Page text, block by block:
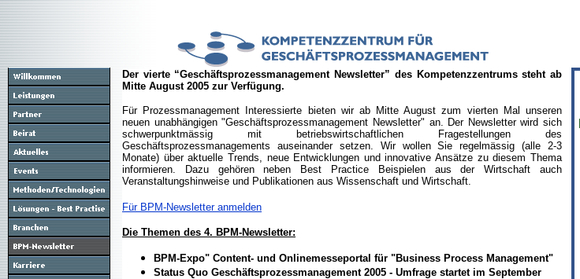
Der vierte “Geschäftsprozessmanagement Newsletter” des Kompetenzzentrums steht ab
Mitte August 2005 zur Verfügung.
Für Prozessmanagement Interessierte bieten wir ab Mitte August zum vierten Mal unseren
neuen unabhängigen "Geschäftsprozessmanagement Newsletter" an. Der Newsletter wird sich
schwerpunktmässig mit betriebswirtschaftlichen Fragestellungen des
Geschäftsprozessmanagements auseinander setzen. Wir wollen Sie regelmässig (alle 2-3
Monate) über aktuelle Trends, neue Entwicklungen und innovative Ansätze zu diesem Thema
informieren. Dazu gehören neben Best Practice Beispielen aus der Wirtschaft auch
Veranstaltungshinweise und Publikationen aus Wissenschaft und Wirtschaft.
Für BPM-Newsletter anmelden
Die Themen des 4. BPM-Newsletter:
BPM-Expo" Content- und Onlinemesseportal für "Business Process Management"
Status Quo Geschäftsprozessmanagement 2005 - Umfrage startet im September